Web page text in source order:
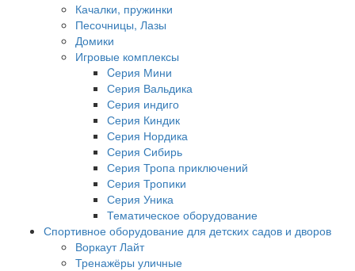
Качалки, пружинки
Песочницы, Лазы
Домики
Игровые комплексы
Cерия Мини
Серия Вальдика
Серия индиго
Серия Киндик
Серия Нордика
Серия Сибирь
Серия Тропа приключений
Серия Тропики
Серия Уника
Тематическое оборудование
Спортивное оборудование для детских садов и дворов
Воркаут Лайт
Тренажёры уличные